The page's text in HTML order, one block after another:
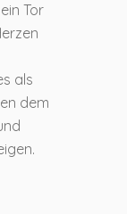
Tor
als
dem